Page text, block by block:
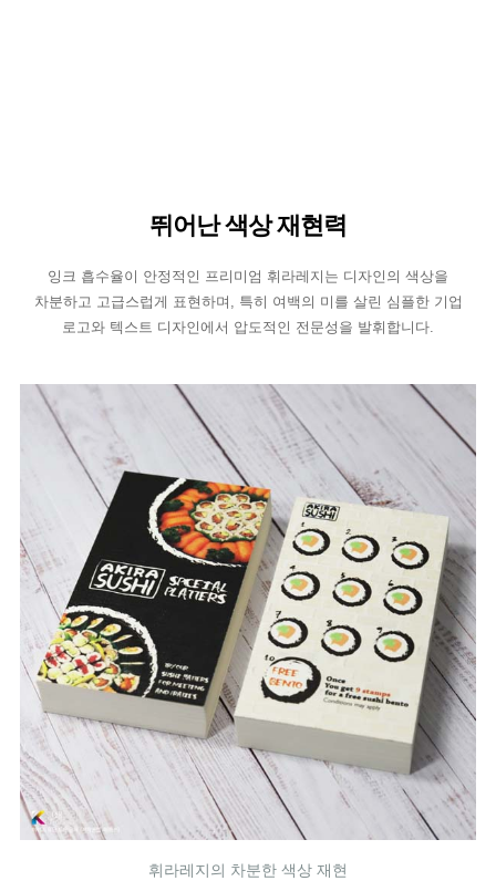
뛰어난 색상 재현력
잉크 흡수율이 안정적인 프리미엄 휘라레지는 디자인의 색상을
차분하고 고급스럽게 표현하며, 특히 여백의 미를 살린 심플한 기업
로고와 텍스트 디자인에서 압도적인 전문성을 발휘합니다.
휘라레지의 차분한 색상 재현